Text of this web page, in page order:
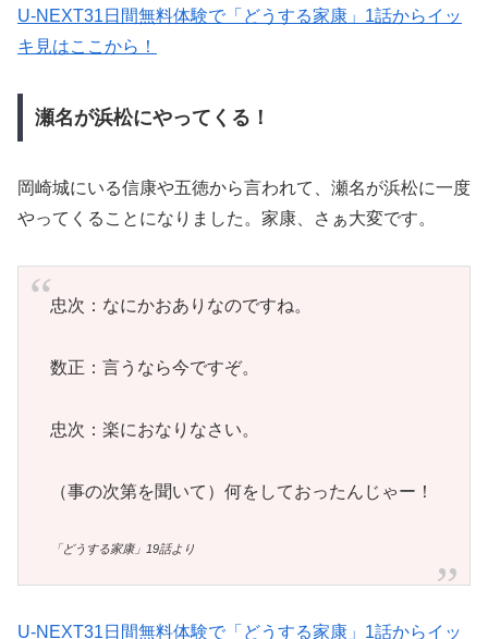
U-NEXT31日間無料体験で「どうする家康」1話からイッ
キ見はここから！
瀬名が浜松にやってくる！
岡崎城にいる信康や五徳から言われて、瀬名が浜松に一度
やってくることになりました。家康、さぁ大変です。
忠次：なにかおありなのですね。
数正：言うなら今ですぞ。
忠次：楽におなりなさい。
（事の次第を聞いて）何をしておったんじゃー！
「どうする家康」19話より
U-NEXT31日間無料体験で「どうする家康」1話からイッ